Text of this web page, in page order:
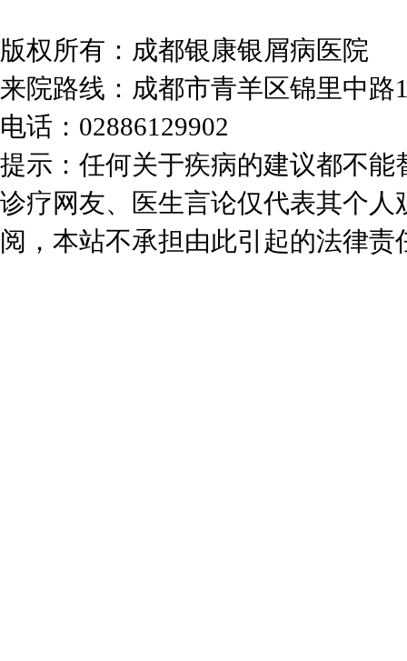
版权所有：成都银康银屑病医院
来院路线：成都市青羊区锦里中
电话：02886129902
提示：任何关于疾病的建议都不
诊疗网友、医生言论仅代表其个
阅，本站不承担由此引起的法律责